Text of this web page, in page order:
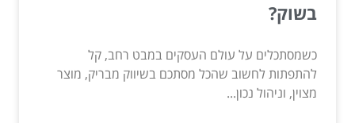
בשוק?
כשמסתכלים על עולם העסקים במבט רחב, קל
להתפתות לחשוב שהכל מסתכם בשיווק מבריק, מוצר
מצוין, וניהול נכון...